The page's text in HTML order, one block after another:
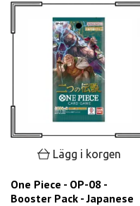
Lägg i korgen
One Piece - OP-08 -
Booster Pack - Japanese